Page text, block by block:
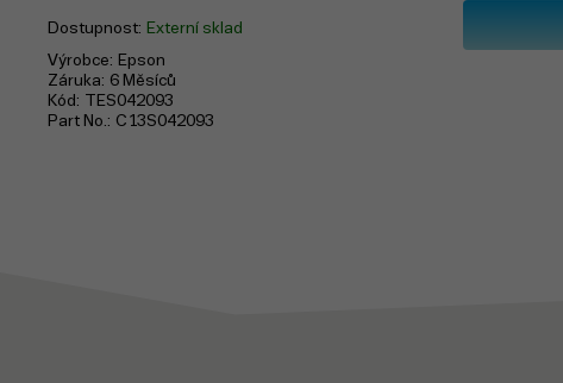
Dostupnost Externí sklad
Výrobce
Epson
Záruka 6 Měsíců
Kód
TES042093
Part No.
C13S042093